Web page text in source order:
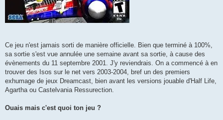
Ce jeu n'est jamais sorti de manière officielle. Bien que terminé à 100%,
sa sortie s'est vue annulée une semaine avant sa sortie, à cause des
évènements du 11 septembre 2001. J'y reviendrais. On a commencé à en
trouver des Isos sur le net vers 2003-2004, bref un des premiers
exhumage de jeux Dreamcast, bien avant les versions jouable d'Half Life,
Agartha ou Castelvania Ressurection.
Ouais mais c'est quoi ton jeu ?